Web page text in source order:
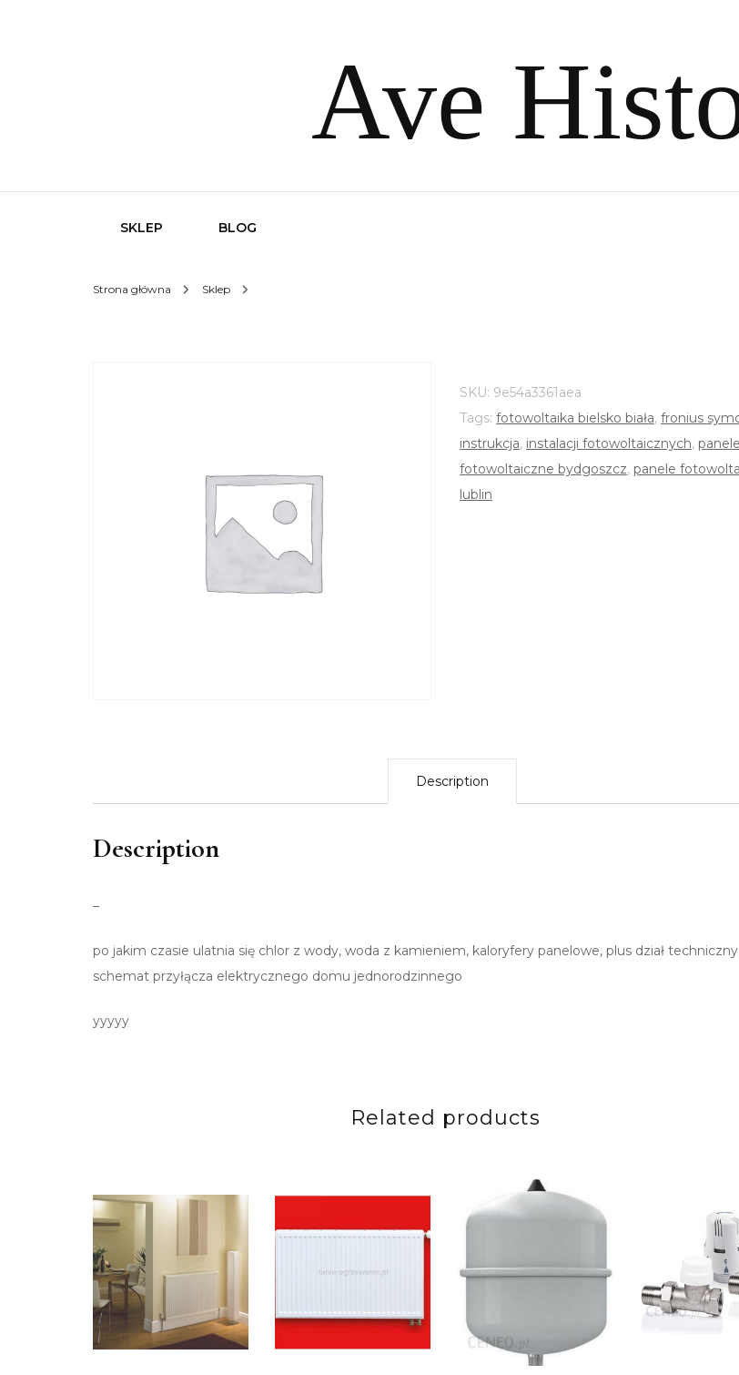
Ave
SKLEP BLOG
Strona główna Sklep
SKU: 9e54a3361aea
Tags: fotowoltaika bielsko biała, fronius
instrukcja, instalacji fotowoltaicznych, panele
fotowoltaiczne bydgoszcz, panele
lublin
Description
Description
–
po jakim czasie ulatnia się chlor z wody, woda z kamieniem, kaloryfery panelowe, plus dział
schemat przyłącza elektrycznego domu jednorodzinnego
yyyyy
Related products